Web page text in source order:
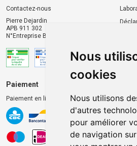
Nous
cookies
Nous utilisons
d'autres
pour améliorer
de navigation
Contactez-nous
Pierre Dejardin
APB 911 302
N°Entreprise BE0446.901.764
Paiement
Paiement en ligne 100% sécurisé